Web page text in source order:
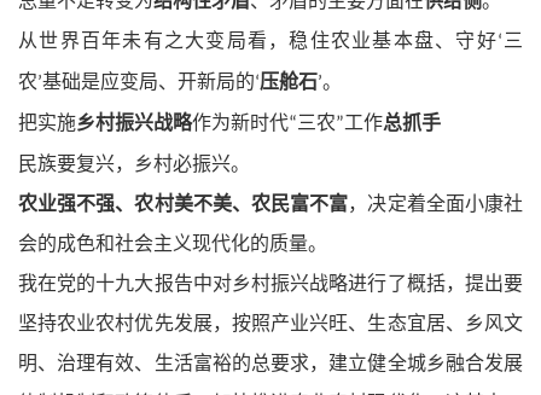
从世界百年未有之大变局看，稳住农业基本盘、守好‘ 三
农’基础是应变局、开新局的‘压舱石’。
把实施乡村振兴战略作为新时代“三农”工作总抓手
民族要复兴，乡村必振兴。
农业强不强、农村美不美、农民富不富，决定着全面小康社
会的成色和社会主义现代化的质量。
我在党的十九大报告中对乡村振兴战略进行了概括，提出要
坚持农业农村优先发展，按照产业兴旺、生态宜居、乡风文
明、治理有效、生活富裕的总要求，建立健全城乡融合发展